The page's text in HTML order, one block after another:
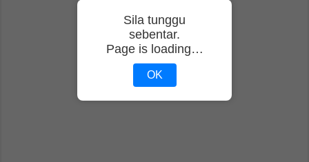
Sila tunggu
sebentar.
Page is loading…
OK